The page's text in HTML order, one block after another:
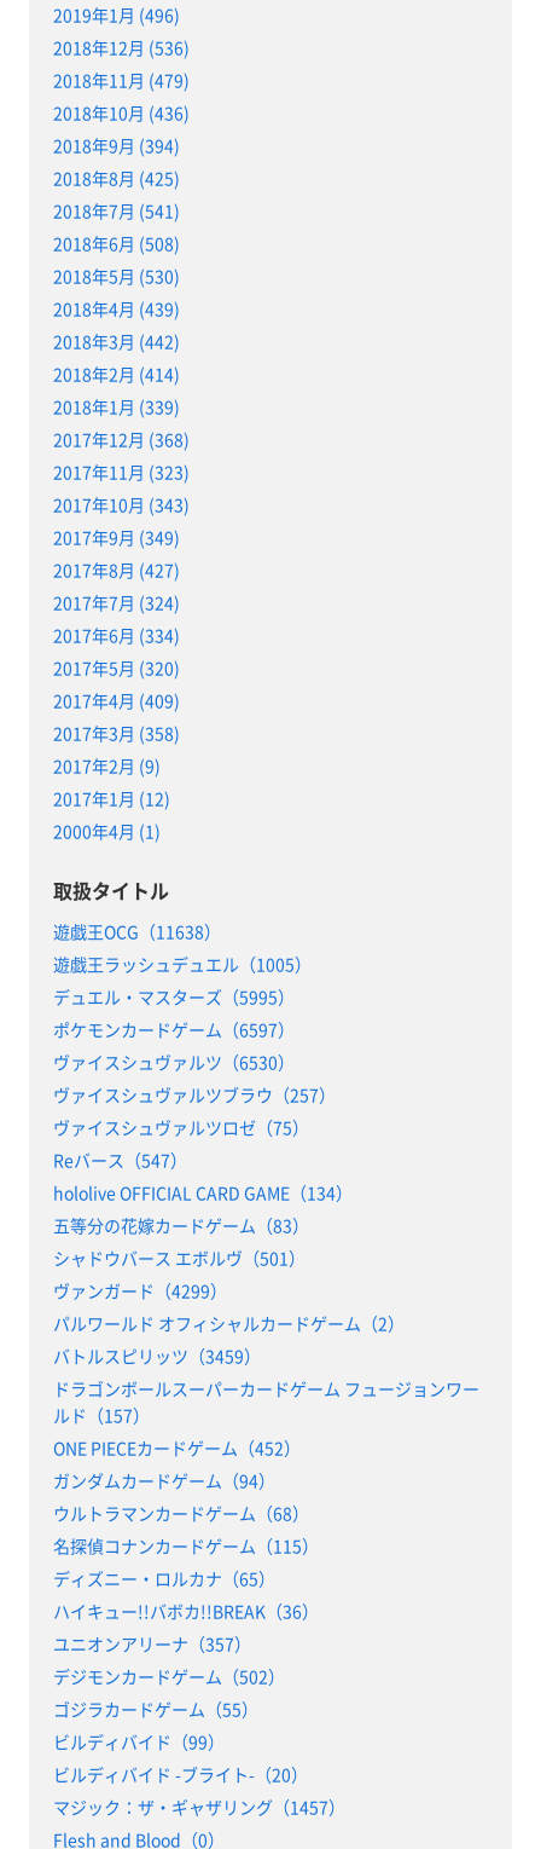
2019年1月 (496)
2018年12月 (536)
2018年11月 (479)
2018年10月 (436)
2018年9月 (394)
2018年8月 (425)
2018年7月 (541)
2018年6月 (508)
2018年5月 (530)
2018年4月 (439)
2018年3月 (442)
2018年2月 (414)
2018年1月 (339)
2017年12月 (368)
2017年11月 (323)
2017年10月 (343)
2017年9月 (349)
2017年8月 (427)
2017年7月 (324)
2017年6月 (334)
2017年5月 (320)
2017年4月 (409)
2017年3月 (358)
2017年2月 (9)
2017年1月 (12)
2000年4月 (1)
取扱タイトル
遊戯王OCG（11638）
遊戯王ラッシュデュエル（1005）
デュエル・マスターズ（5995）
ポケモンカードゲーム（6597）
ヴァイスシュヴァルツ（6530）
ヴァイスシュヴァルツブラウ（257）
ヴァイスシュヴァルツロゼ（75）
Reバース（547）
hololive OFFICIAL CARD GAME（134）
五等分の花嫁カードゲーム（83）
シャドウバース エボルヴ（501）
ヴァンガード（4299）
パルワールド オフィシャルカードゲーム（2）
バトルスピリッツ（3459）
ドラゴンボールスーパーカードゲーム フュージョンワー
ルド（157）
ONE PIECEカードゲーム（452）
ガンダムカードゲーム（94）
ウルトラマンカードゲーム（68）
名探偵コナンカードゲーム（115）
ディズニー・ロルカナ（65）
ハイキュー!!バボカ!!BREAK（36）
ユニオンアリーナ（357）
デジモンカードゲーム（502）
ゴジラカードゲーム（55）
ビルディバイド（99）
ビルディバイド -ブライト-（20）
マジック：ザ・ギャザリング（1457）
Flesh and Blood（0）